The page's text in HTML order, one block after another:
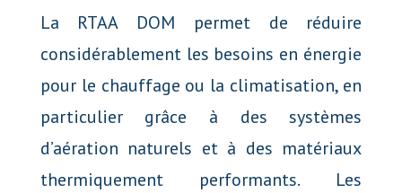
La RTAA DOM permet de réduire
considérablement les besoins en énergie
pour le chauffage ou la climatisation, en
particulier grâce à des systèmes
d’aération naturels et à des matériaux
thermiquement performants. Les